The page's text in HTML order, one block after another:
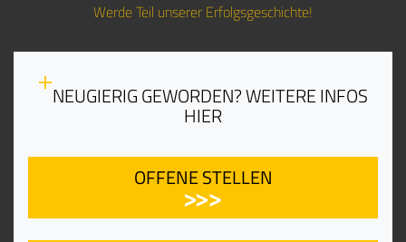
Werde Teil unserer Erfolgsgeschichte!
NEUGIERIG GEWORDEN? WEITERE INFOS
HIER
OFFENE STELLEN
ÜBER TOOLCRAFT KONTAKT/ANSPRECHPARTNER